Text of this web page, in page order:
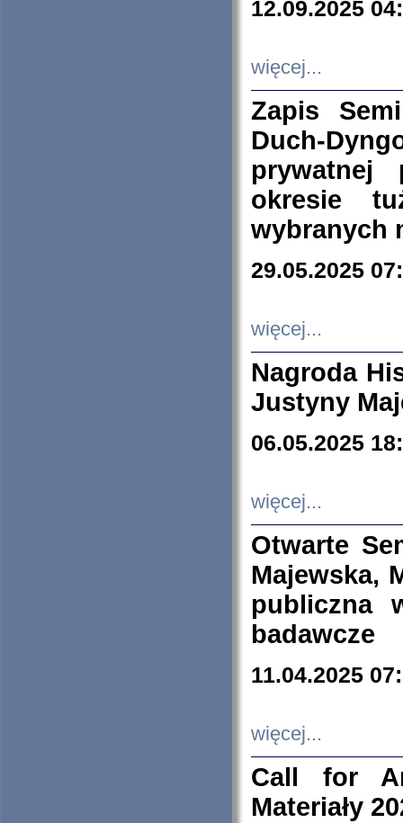
12.09.2025
więcej...
Zapis
Duch-
prywatnej
okresie
wybranych
29.05.2025
więcej...
Nagroda
Justyny
06.05.2025
więcej...
Otwarte
Majewska,
publiczna
badawcze
11.04.2025
więcej...
Call for
Materiały